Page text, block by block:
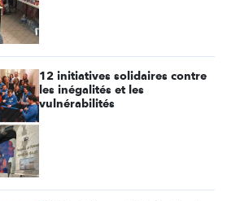
12 initiatives solidaires contre
les inégalités et les
vulnérabilités